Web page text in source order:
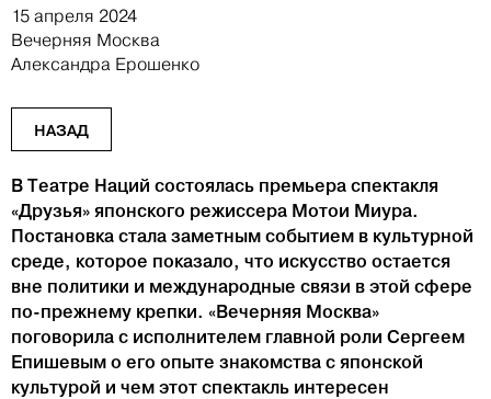
15 апреля 2024
Вечерняя Москва
Александра Ерошенко
НАЗАД
В Театре Наций состоялась премьера спектакля
«Друзья» японского режиссера Мотои Миура.
Постановка стала заметным событием в культурной
среде, которое показало, что искусство остается
вне политики и международные связи в этой сфере
по-прежнему крепки. «Вечерняя Москва»
поговорила с исполнителем главной роли Сергеем
Епишевым о его опыте знакомства с японской
культурой и чем этот спектакль интересен